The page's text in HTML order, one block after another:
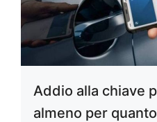
Addio alla chiave
almeno per